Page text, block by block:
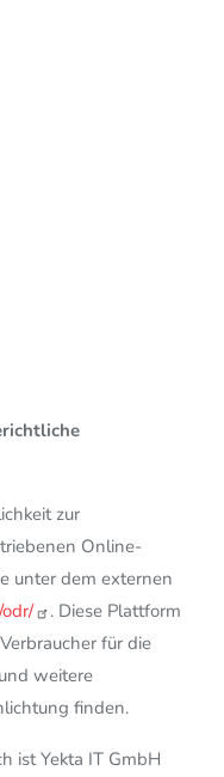
zur
Online-
unter dem externen
. Diese Plattform
für die
weitere
finden.
ist Yekta IT GmbH